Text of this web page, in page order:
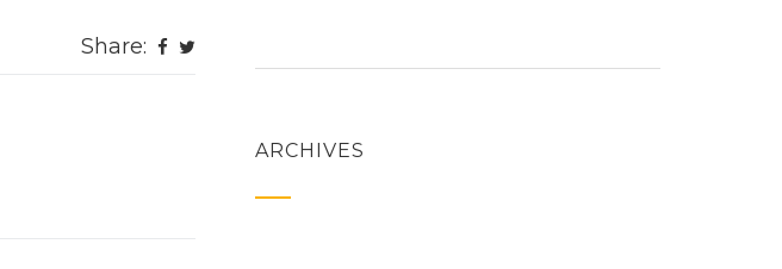
Share:
ARCHIVES